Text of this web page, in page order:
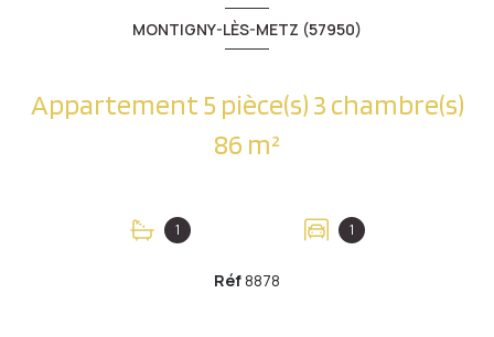
MONTIGNY-LÈS-METZ (57950)
Appartement 5 pièce(s) 3 chambre(s)
86 m²
1 1
Réf 8878